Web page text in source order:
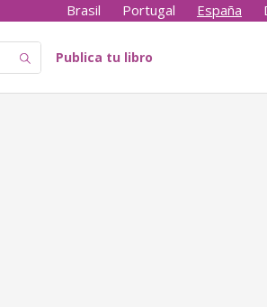
Brasil Portugal España
Publica tu libro